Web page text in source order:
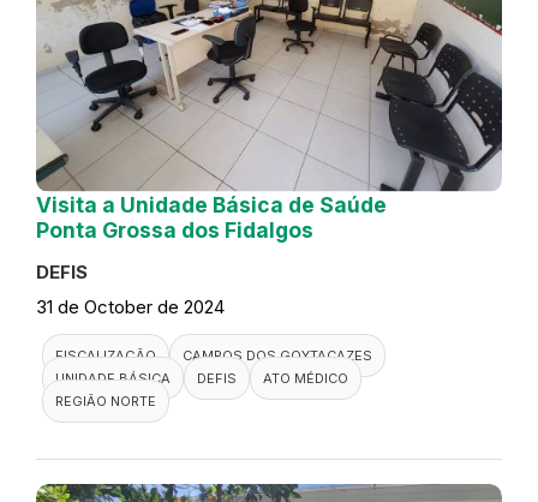
Visita a Unidade Básica de Saúde
Ponta Grossa dos Fidalgos
DEFIS
31 de October de 2024
FISCALIZAÇÃO
CAMPOS DOS GOYTACAZES
UNIDADE BÁSICA
DEFIS
ATO MÉDICO
REGIÃO NORTE